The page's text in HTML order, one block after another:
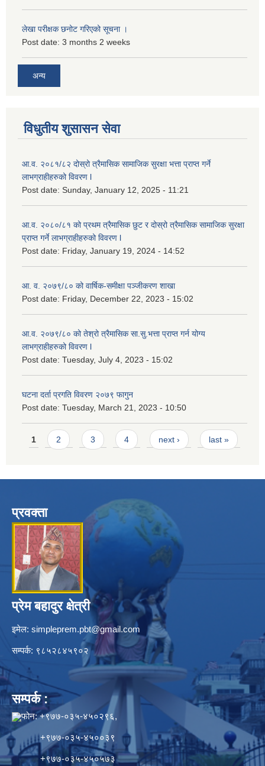
लेखा परीक्षक छनोट गरिएको सूचना ।
Post date: 3 months 2 weeks
अन्य
विधुतीय शुसासन सेवा
आ.व. २०८१/८२ दोस्रो त्रैमासिक सामाजिक सुरक्षा भत्ता प्राप्त गर्ने
लाभग्राहीहरुको विवरण l
Post date: Sunday, January 12, 2025 - 11:21
आ.व. २०८०/८१ को प्रथम त्रैमासिक छुट र दोस्रो त्रैमासिक सामाजिक सुरक्षा
प्राप्त गर्ने लाभग्राहीहरुको विवरण l
Post date: Friday, January 19, 2024 - 14:52
आ. व. २०७९/८० को वार्षिक-समीक्षा पञ्जीकरण शाखा
Post date: Friday, December 22, 2023 - 15:02
आ.व. २०७९/८० को तेश्रो त्रैमासिक सा.सु.भ‍त्ता प्राप्त गर्न योग्य
लाभग्राहीहरुको विवरण l
Post date: Tuesday, July 4, 2023 - 15:02
घटना दर्ता प्रगति विवरण २०७९ फागुन
Post date: Tuesday, March 21, 2023 - 10:50
Pages
1 2 3 4 next › last »
प्रवक्ता
प्रेम बहादुर क्षेत्री
इमेल: simpleprem.pbt@gmail.com
सम्पर्क: ९८५२८४५९०२
सम्पर्क :
फोन: +९७७-०३५-४५०२९६,
+९७७-०३५-४५००३९
+९७७-०३५-४५०५७३